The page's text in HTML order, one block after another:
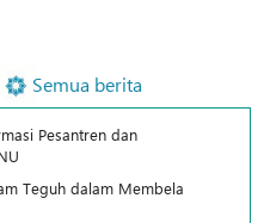
Semua berita
Pesantren dan
Teguh dalam Membela